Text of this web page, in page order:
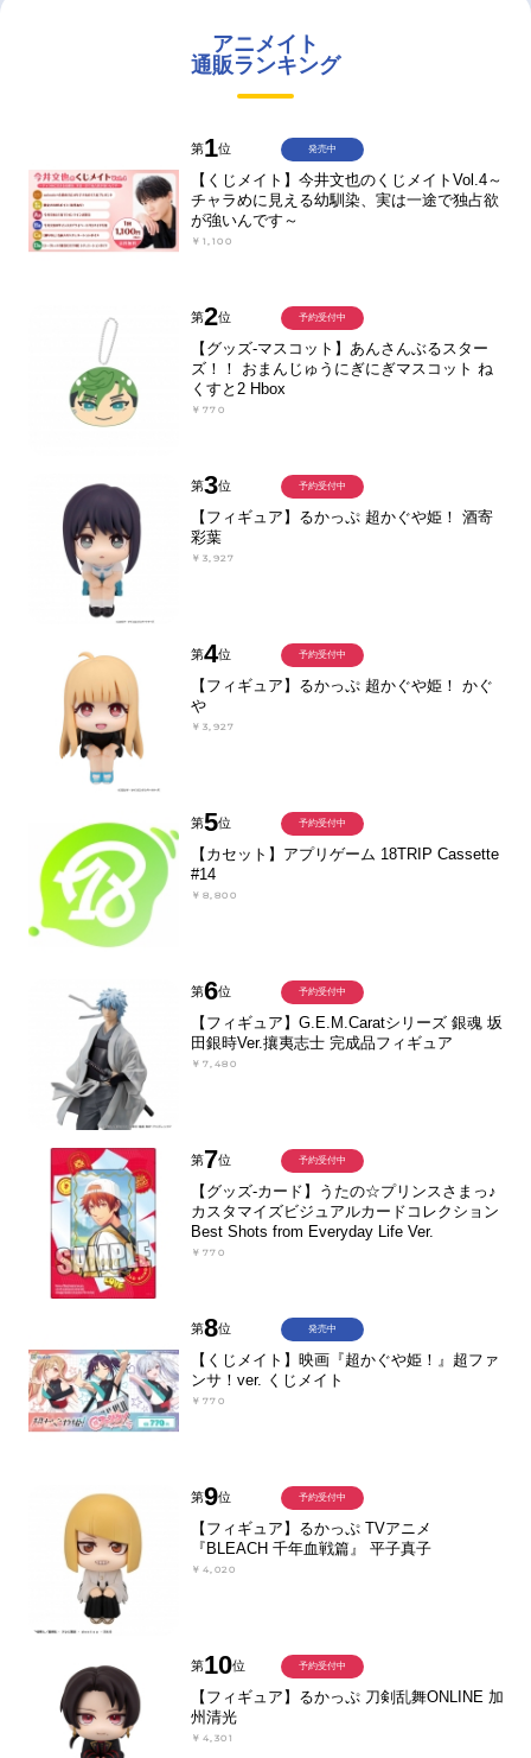
アニメイト
通販ランキング
第1位
【くじメイト】今井文也のくじメイトVol.4～
チャラめに見える幼馴染、実は一途で独占欲
が強いんです～
￥1,100
発売中
第2位
【グッズ-マスコット】あんさんぶるスター
ズ！！ おまんじゅうにぎにぎマスコット ね
くすと2 Hbox
￥770
予約受付中
第3位
【フィギュア】るかっぷ 超かぐや姫！ 酒寄
彩葉
￥3,927
予約受付中
第4位
【フィギュア】るかっぷ 超かぐや姫！ かぐ
や
￥3,927
予約受付中
第5位
【カセット】アプリゲーム 18TRIP Cassette
#14
￥8,800
予約受付中
第6位
【フィギュア】G.E.M.Caratシリーズ 銀魂 坂
田銀時Ver.攘夷志士 完成品フィギュア
￥7,480
予約受付中
第7位
【グッズ-カード】うたの☆プリンスさまっ♪
カスタマイズビジュアルカードコレクション
Best Shots from Everyday Life Ver.
￥770
予約受付中
第8位
【くじメイト】映画『超かぐや姫！』超ファ
ンサ！ver. くじメイト
￥770
発売中
第9位
【フィギュア】るかっぷ TVアニメ
『BLEACH 千年血戦篇』 平子真子
￥4,020
予約受付中
第10位
【フィギュア】るかっぷ 刀剣乱舞ONLINE 加
州清光
￥4,301
予約受付中